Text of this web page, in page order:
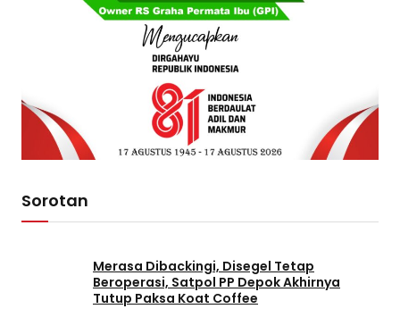
Sorotan
Merasa Dibackingi, Disegel Tetap
Beroperasi, Satpol PP Depok Akhirnya
Tutup Paksa Koat Coffee